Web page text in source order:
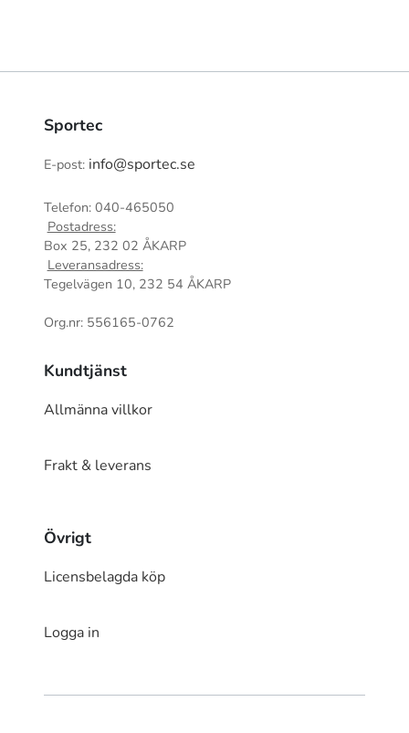
Sportec
E-post: info@sportec.se
Telefon: 040-465050
Postadress:
Box 25, 232 02 ÅKARP
Leveransadress:
Tegelvägen 10, 232 54 ÅKARP
Org.nr: 556165-0762
Kundtjänst
Allmänna villkor
Frakt & leverans
Övrigt
Licensbelagda köp
Logga in